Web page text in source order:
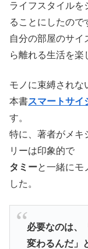
ライフスタイルを
ることにしたので
自分の部屋のサイ
ら離れる生活を楽
モノに束縛されな
本書スマートサイ
す。
特に、著者がメキ
リーは印象的で
タミーと一緒にモ
した。
必要なのは、
変わるんだ」